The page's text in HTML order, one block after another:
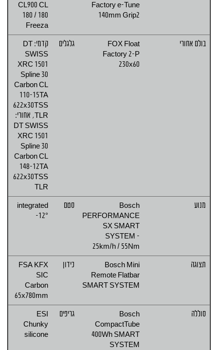
Factory e-Tune
140mm Grip2
CL900 CL
180 / 180
Freeza
בולם אחורי
FOX Float
Factory 2-P
230x60
גלגלים
קדמי: DT
SWISS
XRC 1501
Spline 30
Carbon CL
110-15TA
622x30TSS
TLR, אחורי:
DT SWISS
XRC 1501
Spline 30
Carbon CL
148-12TA
622x30TSS
TLR
מנוע
Bosch
PERFORMANCE
SX SMART
SYSTEM -
25km/h / 55Nm
סטם
integrated
-12°
תצוגה
Bosch Mini
Remote Flatbar
SMART SYSTEM
כידון
FSA KFX
SIC
Carbon
65x780mm
סוללה
Bosch
CompactTube
400Wh SMART
SYSTEM
גריפים
ESI
Chunky
silicone